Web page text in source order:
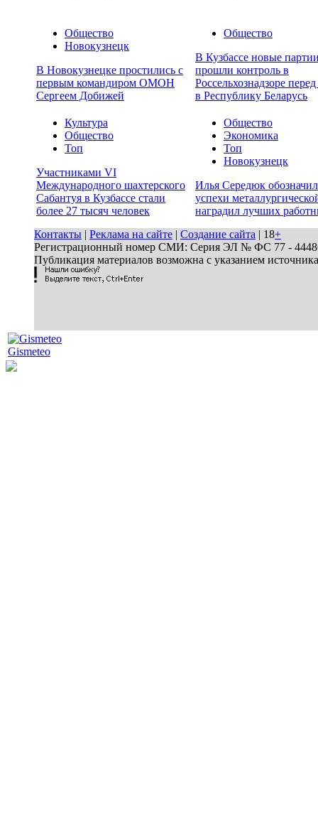
Общество
Новокузнецк
В Новокузнецке простились с
первым командиром ОМОН
Сергеем Добижей
Общество
В Кузбассе новые
прошли контроль в
Россельхознадзоре
в Республику Беларусь
Культура
Общество
Топ
Участниками VI
Международного шахтерского
Сабантуя в Кузбассе стали
более 27 тысяч человек
Общество
Экономика
Топ
Новокузнецк
Илья Середюк
успехи
наградил лучших
Контакты | Реклама на сайте | Создание сайта | 18+
Регистрационный номер СМИ: Серия ЭЛ № ФС 77 - 44486
Публикация материалов возможна с указанием
Gismeteo